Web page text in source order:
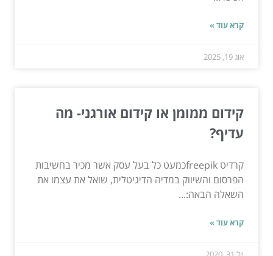
קרא עוד »
אוג 19, 2025
קידום ממומן או קידום אורגני- מה
עדיף?
קרדיט freepikכמעט כל בעל עסק אשר מכיר בחשיבות
הפרסום והשיווק במדיה הדיגיטלית, שואל את עצמו את
השאלה הבאה:...
קרא עוד »